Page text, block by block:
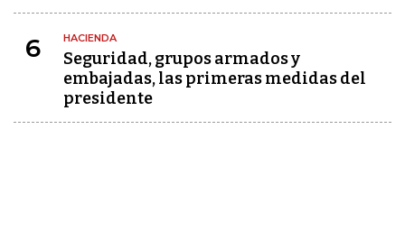
6 HACIENDA
Seguridad, grupos armados y
embajadas, las primeras medidas del
presidente